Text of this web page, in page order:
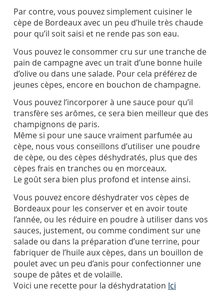
Par contre, vous pouvez simplement cuisiner le
cèpe de Bordeaux avec un peu d’huile très chaude
pour qu’il soit saisi et ne rende pas son eau.
Vous pouvez le consommer cru sur une tranche de
pain de campagne avec un trait d’une bonne huile
d’olive ou dans une salade. Pour cela préférez de
jeunes cèpes, encore en bouchon de champagne.
Vous pouvez l’incorporer à une sauce pour qu’il
transfère ses arômes, ce sera bien meilleur que des
champignons de paris.
Même si pour une sauce vraiment parfumée au
cèpe, nous vous conseillons d’utiliser une poudre
de cèpe, ou des cèpes déshydratés, plus que des
cèpes frais en tranches ou en morceaux.
Le goût sera bien plus profond et intense ainsi.
Vous pouvez encore déshydrater vos cèpes de
Bordeaux pour les conserver et en avoir toute
l’année, ou les réduire en poudre à utiliser dans vos
sauces, justement, ou comme condiment sur une
salade ou dans la préparation d’une terrine, pour
fabriquer de l’huile aux cèpes, dans un bouillon de
poulet avec un peu d’anis pour confectionner une
soupe de pâtes et de volaille.
Voici une recette pour la déshydratation Ici